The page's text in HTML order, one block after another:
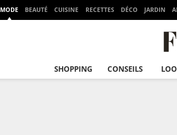
MODE BEAUTÉ CUISINE RECETTES DÉCO JARDIN
SHOPPING CONSEILS